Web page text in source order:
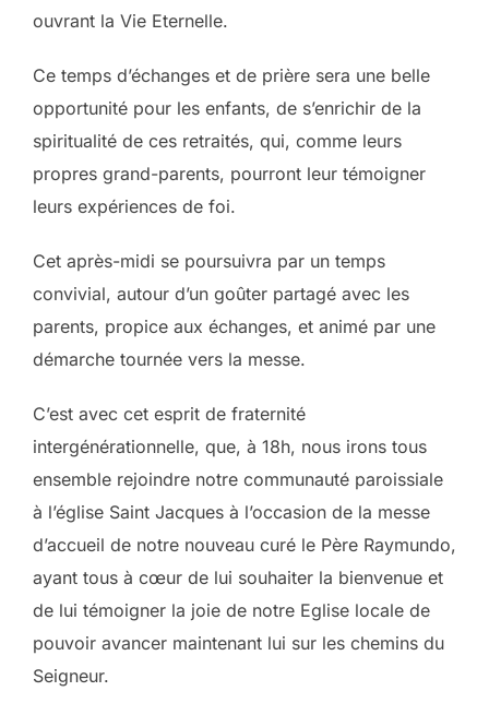
ouvrant la Vie Eternelle.
Ce temps d’échanges et de prière sera une belle
opportunité pour les enfants, de s’enrichir de la
spiritualité de ces retraités, qui, comme leurs
propres grand-parents, pourront leur témoigner
leurs expériences de foi.
Cet après-midi se poursuivra par un temps
convivial, autour d’un goûter partagé avec les
parents, propice aux échanges, et animé par une
démarche tournée vers la messe.
C’est avec cet esprit de fraternité
intergénérationnelle, que, à 18h, nous irons tous
ensemble rejoindre notre communauté paroissiale
à l’église Saint Jacques à l’occasion de la messe
d’accueil de notre nouveau curé le Père Raymundo,
ayant tous à cœur de lui souhaiter la bienvenue et
de lui témoigner la joie de notre Eglise locale de
pouvoir avancer maintenant lui sur les chemins du
Seigneur.